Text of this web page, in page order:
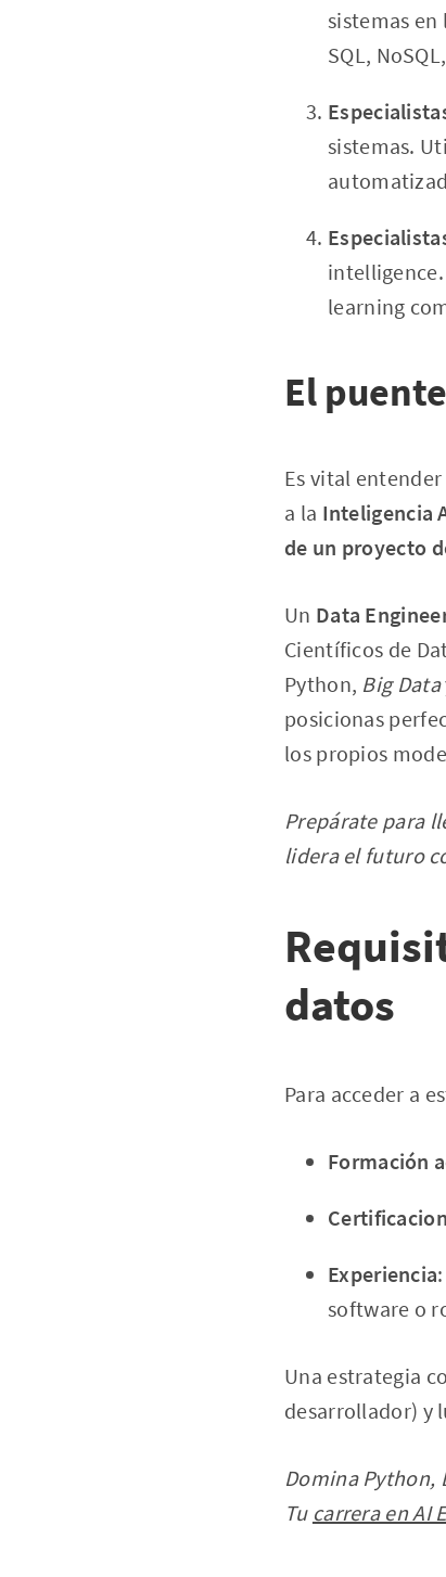
sistemas
SQL,
sistemas.
learning
El
Es vital entender
a la Inteligencia
de un proyecto
Un Data
Científicos de
Python, Big Data
posicionas
los propios
Prepárate para
lidera el futuro
datos
Para acceder a
Formación
Experiencia
software o
Una estrategia
desarrollador) y
Domina Python,
Tu carrera en AI